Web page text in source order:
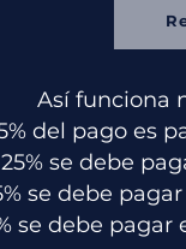
Así funciona
del pago es
se debe
se debe
se debe pagar